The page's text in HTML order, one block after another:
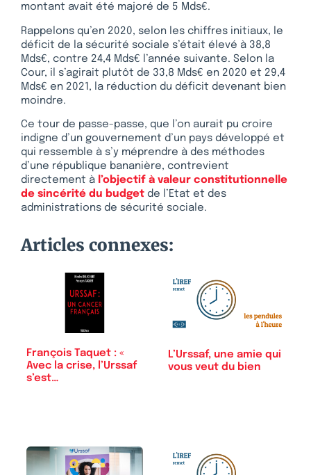
montant avait été majoré de 5 Mds€.
Rappelons qu’en 2020, selon les chiffres initiaux, le
déficit de la sécurité sociale s’était élevé à 38,8
Mds€, contre 24,4 Mds€ l’année suivante. Selon la
Cour, il s’agirait plutôt de 33,8 Mds€ en 2020 et 29,4
Mds€ en 2021, la réduction du déficit devenant bien
moindre.
Ce tour de passe-passe, que l’on aurait pu croire
indigne d’un gouvernement d’un pays développé et
qui ressemble à s’y méprendre à des méthodes
d’une république bananière, contrevient
directement à l’objectif à valeur constitutionnelle
de sincérité du budget de l’Etat et des
administrations de sécurité sociale.
Articles connexes:
François Taquet : «
Avec la crise, l’Urssaf
s’est…
L’Urssaf, une amie qui
vous veut du bien